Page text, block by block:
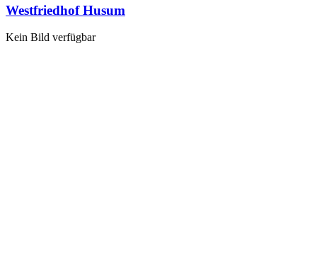
Westfriedhof Husum
Kein Bild verfügbar